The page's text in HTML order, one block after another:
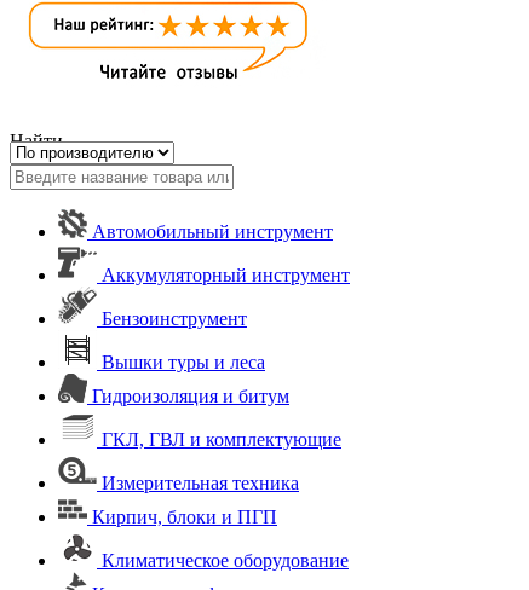
Найти
Автомобильный инструмент
Аккумуляторный инструмент
Бензоинструмент
Вышки туры и леса
Гидроизоляция и битум
ГКЛ, ГВЛ и комплектующие
Измерительная техника
Кирпич, блоки и ПГП
Климатическое оборудование